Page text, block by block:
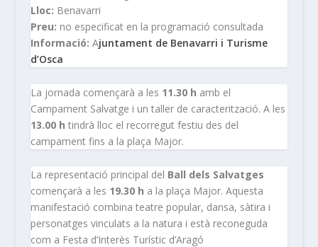
Lloc: Benavarri
Preu: no especificat en la programació consultada
Informació: Ajuntament de Benavarri i Turisme
d’Osca
La jornada començarà a les 11.30 h amb el
Campament Salvatge i un taller de caracterització. A les
13.00 h tindrà lloc el recorregut festiu des del
campament fins a la plaça Major.
La representació principal del Ball dels Salvatges
començarà a les 19.30 h a la plaça Major. Aquesta
manifestació combina teatre popular, dansa, sàtira i
personatges vinculats a la natura i està reconeguda
com a Festa d’Interès Turístic d’Aragó